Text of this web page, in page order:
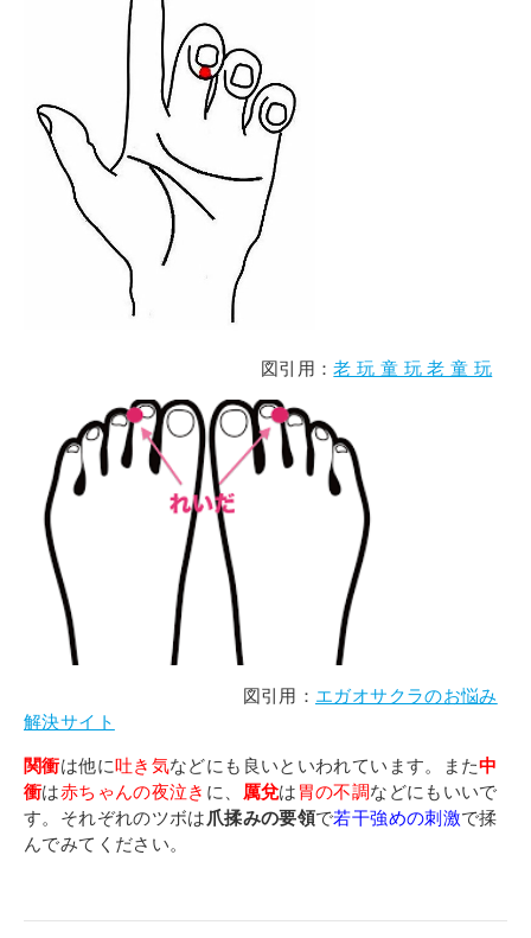
図引用：老 玩 童 玩 老 童 玩
図引用： エガオサクラのお悩み
解決サイト
関衝は他に吐き気などにも良いといわれています。また中
衝は赤ちゃんの夜泣き に、 厲兌は 胃の不調などにもいいで
す。それぞれのツボは 爪揉みの要領で若干強めの刺激で揉
んでみてください。